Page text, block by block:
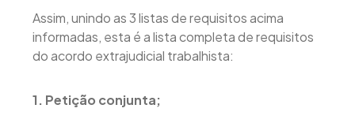
Assim, unindo as 3 listas de requisitos acima
informadas, esta é a lista completa de requisitos
do acordo extrajudicial trabalhista:
1. Petição conjunta;